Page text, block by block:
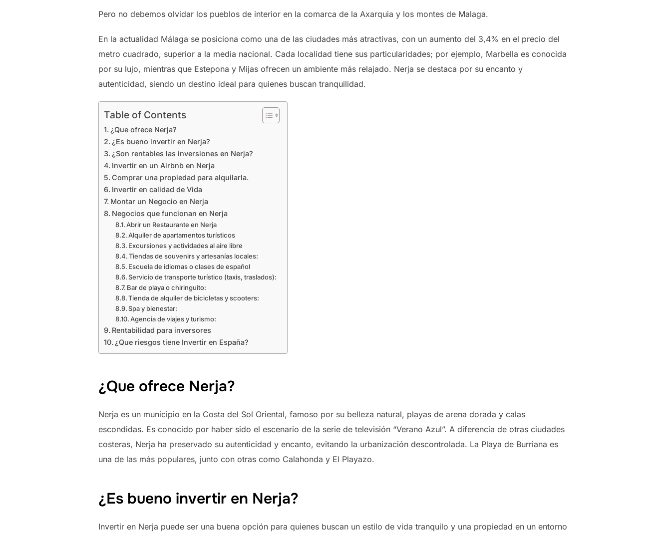
Pero no debemos olvidar los pueblos de interior en la comarca de la Axarquia y los montes de Malaga.
En la actualidad Málaga se posiciona como una de las ciudades más atractivas, con un aumento del 3,4% en el precio del
metro cuadrado, superior a la media nacional. Cada localidad tiene sus particularidades; por ejemplo, Marbella es conocida
por su lujo, mientras que Estepona y Mijas ofrecen un ambiente más relajado. Nerja se destaca por su encanto y
autenticidad, siendo un destino ideal para quienes buscan tranquilidad.
Table of Contents
¿Que ofrece Nerja?
¿Es bueno invertir en Nerja?
¿Son rentables las inversiones en Nerja?
Invertir en un Airbnb en Nerja
Comprar una propiedad para alquilarla.
Invertir en calidad de Vida
Montar un Negocio en Nerja
Negocios que funcionan en Nerja
Abrir un Restaurante en Nerja
Alquiler de apartamentos turísticos
Excursiones y actividades al aire libre
Tiendas de souvenirs y artesanías locales:
Escuela de idiomas o clases de español
Servicio de transporte turístico (taxis, traslados):
Bar de playa o chiringuito:
Tienda de alquiler de bicicletas y scooters:
Spa y bienestar:
Agencia de viajes y turismo:
Rentabilidad para inversores
¿Que riesgos tiene Invertir en España?
¿Que ofrece Nerja?
Nerja es un municipio en la Costa del Sol Oriental, famoso por su belleza natural, playas de arena dorada y calas
escondidas. Es conocido por haber sido el escenario de la serie de televisión “Verano Azul”. A diferencia de otras ciudades
costeras, Nerja ha preservado su autenticidad y encanto, evitando la urbanización descontrolada. La Playa de Burriana es
una de las más populares, junto con otras como Calahonda y El Playazo.
¿Es bueno invertir en Nerja?
Invertir en Nerja puede ser una buena opción para quienes buscan un estilo de vida tranquilo y una propiedad en un entorno